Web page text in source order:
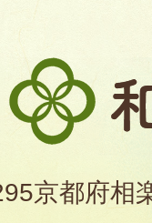
和
束
役京都府相